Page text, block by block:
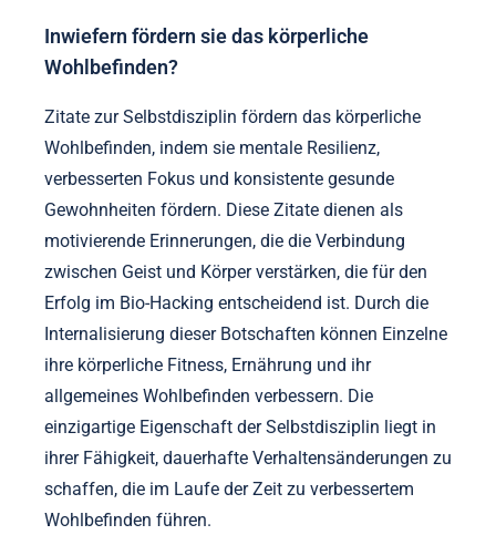
Inwiefern fördern sie das körperliche
Wohlbefinden?
Zitate zur Selbstdisziplin fördern das körperliche
Wohlbefinden, indem sie mentale Resilienz,
verbesserten Fokus und konsistente gesunde
Gewohnheiten fördern. Diese Zitate dienen als
motivierende Erinnerungen, die die Verbindung
zwischen Geist und Körper verstärken, die für den
Erfolg im Bio-Hacking entscheidend ist. Durch die
Internalisierung dieser Botschaften können Einzelne
ihre körperliche Fitness, Ernährung und ihr
allgemeines Wohlbefinden verbessern. Die
einzigartige Eigenschaft der Selbstdisziplin liegt in
ihrer Fähigkeit, dauerhafte Verhaltensänderungen zu
schaffen, die im Laufe der Zeit zu verbessertem
Wohlbefinden führen.